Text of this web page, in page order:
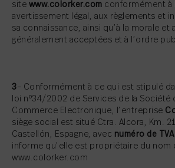
site www.colorker.com conformément à
avertissement légal, aux règlements et
sa connaissance, ainsi qu’à la morale
généralement acceptées et à l’ordre
3– Conformément à ce qui est stipulé
loi nº34/2002 de Services de la Société
Commerce Electronique, l’entreprise
siège social est situé Ctra. Alcora, Km.
Castellón, Espagne, avec numéro de
informe qu’elle est propriétaire du nom
www.colorker.com